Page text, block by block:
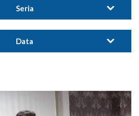
Seria
Data